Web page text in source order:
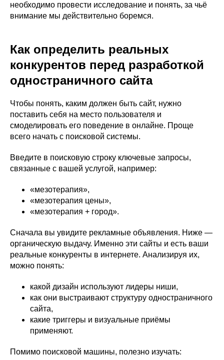
необходимо провести исследование и понять, за чьё
внимание мы действительно боремся.
Как определить реальных
конкурентов перед разработкой
одностраничного сайта
Чтобы понять, каким должен быть сайт, нужно
поставить себя на место пользователя и
смоделировать его поведение в онлайне. Проще
всего начать с поисковой системы.
Введите в поисковую строку ключевые запросы,
связанные с вашей услугой, например:
«мезотерапия»,
«мезотерапия цены»,
«мезотерапия + город».
Сначала вы увидите рекламные объявления. Ниже —
органическую выдачу. Именно эти сайты и есть ваши
реальные конкуренты в интернете. Анализируя их,
можно понять:
какой дизайн используют лидеры ниши,
как они выстраивают структуру одностраничного
сайта,
какие триггеры и визуальные приёмы
применяют.
Помимо поисковой машины, полезно изучать: